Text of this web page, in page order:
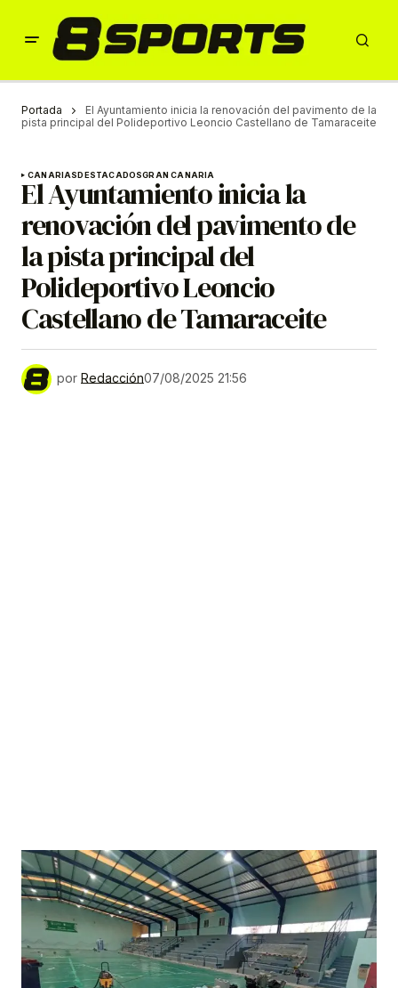
Portada
El Ayuntamiento inicia la renovación del pavimento de la
pista principal del Polideportivo Leoncio Castellano de Tamaraceite
CANARIASDESTACADOSGRAN CANARIA
El Ayuntamiento inicia la
renovación del pavimento de
la pista principal del
Polideportivo Leoncio
Castellano de Tamaraceite
por Redacción07/08/2025 21:56